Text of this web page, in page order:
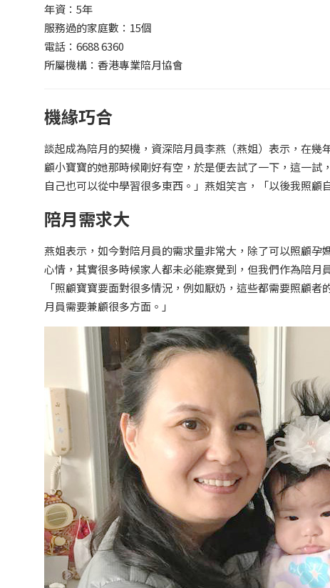
年資：5年
服務過的家庭數：15個
電話：6688 6360
所屬機構：香港專業陪月協會
機緣巧合
談起成為陪月的契機，資深陪月員李燕（燕姐）表示，在
顧小寶寶的她那時候剛好有空，於是便去試了一下，這一試
自己也可以從中學習很多東西。」燕姐笑言，「以後我照顧
陪月需求大
燕姐表示，如今對陪月員的需求量非常大，除了可以照顧
心情，其實很多時候家人都未必能察覺到，但我們作為陪月
「照顧寶寶要面對很多情況，例如厭奶，這些都需要照顧
月員需要兼顧很多方面。」